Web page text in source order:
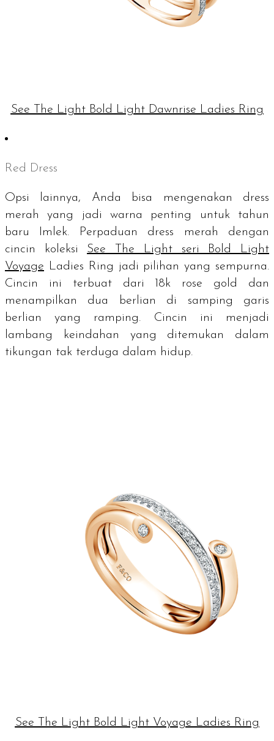
See The Light Bold Light Dawnrise Ladies Ring
Red Dress
Opsi lainnya, Anda bisa mengenakan dress
merah yang jadi warna penting untuk tahun
baru Imlek. Perpaduan dress
merah dengan
cincin koleksi See The Light seri Bold Light
Voyage Ladies Ring jadi pilihan yang sempurna.
Cincin ini terbuat dari 18k rose gold
dan
menampilkan dua berlian di samping garis
berlian yang ramping. Cincin ini menjadi
lambang keindahan yang ditemukan dalam
tikungan tak terduga dalam hidup.
See The Light Bold Light Voyage Ladies Ring